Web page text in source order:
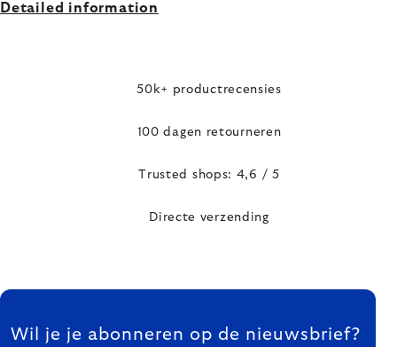
Detailed information
50k+ productrecensies
100 dagen retourneren
Trusted shops: 4,6 / 5
Directe verzending
FOOTER
Wil je je abonneren op de nieuwsbrief?